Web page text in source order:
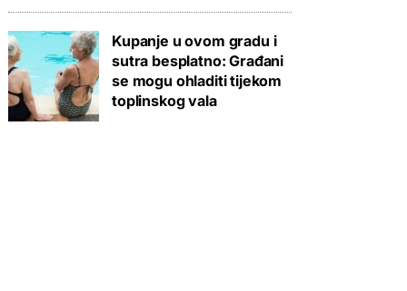
Kupanje u ovom gradu i
sutra besplatno: Građani
se mogu ohladiti tijekom
toplinskog vala